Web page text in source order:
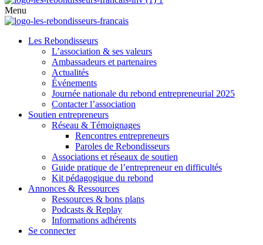
Menu
Les Rebondisseurs
L’association & ses valeurs
Ambassadeurs et partenaires
Actualités
Événements
Journée nationale du rebond entrepreneurial 2025
Contacter l’association
Soutien entrepreneurs
Réseau & Témoignages
Rencontres entrepreneurs
Paroles de Rebondisseurs
Associations et réseaux de soutien
Guide pratique de l’entrepreneur en difficultés
Kit pédagogique du rebond
Annonces & Ressources
Ressources & bons plans
Podcasts & Replay
Informations adhérents
Se connecter